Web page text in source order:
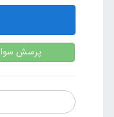
پرسش